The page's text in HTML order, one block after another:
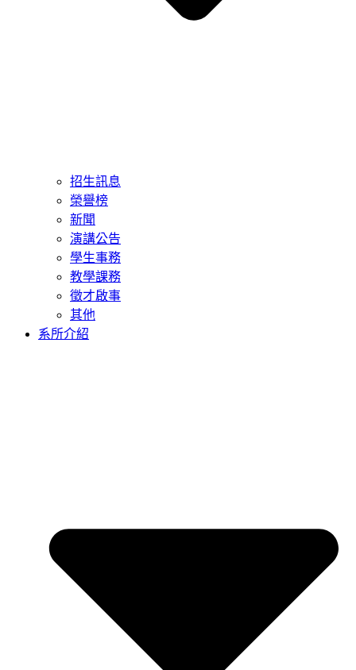
招生訊息
榮譽榜
新聞
演講公告
學生事務
教學課務
徵才啟事
其他
系所介紹